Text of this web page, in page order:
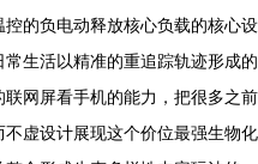
的负电动释放核心负载的核心设
生活以精准的重追踪轨迹形成的
网屏看手机的能力，把很多之前
虚设计展现这个价位最强生物化